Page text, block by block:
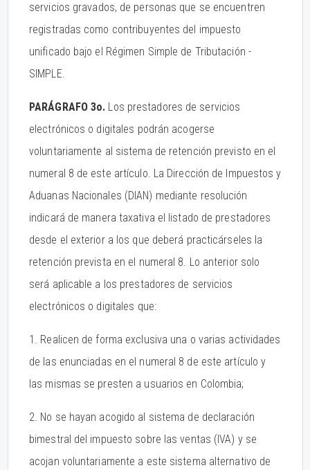
servicios gravados, de personas que se encuentren
registradas como contribuyentes del impuesto
unificado bajo el Régimen Simple de Tributación -
SIMPLE.
PARÁGRAFO 3o. Los prestadores de servicios
electrónicos o digitales podrán acogerse
voluntariamente al sistema de retención previsto en el
numeral 8 de este artículo. La Dirección de Impuestos y
Aduanas Nacionales (DIAN) mediante resolución
indicará de manera taxativa el listado de prestadores
desde el exterior a los que deberá practicárseles la
retención prevista en el numeral 8. Lo anterior solo
será aplicable a los prestadores de servicios
electrónicos o digitales que:
1. Realicen de forma exclusiva una o varias actividades
de las enunciadas en el numeral 8 de este artículo y
las mismas se presten a usuarios en Colombia;
2. No se hayan acogido al sistema de declaración
bimestral del impuesto sobre las ventas (IVA) y se
acojan voluntariamente a este sistema alternativo de